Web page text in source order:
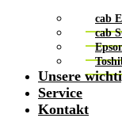
cab
cab
Unsere
Service
Kontakt